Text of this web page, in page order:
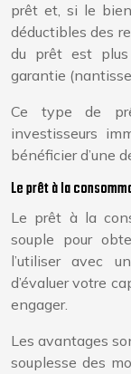
prêt et, si le
déductibles des
du prêt est plus
garantie
Ce type de
investisseurs
bénéficier d’une
Le prêt à la
Le prêt à la
souple pour
l’utiliser avec
d’évaluer votre
engager.
Les avantages
souplesse des